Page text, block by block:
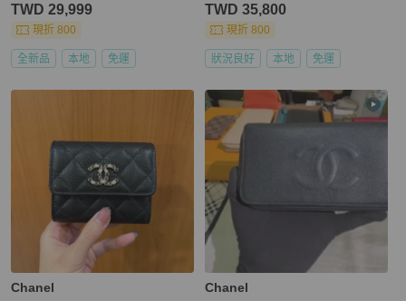
TWD 29,999
現折 800
全新品 本地 免運
TWD 35,800
現折 800
狀況良好 本地 免運
Chanel Chanel